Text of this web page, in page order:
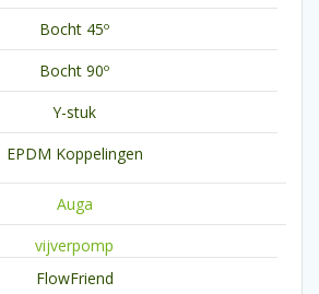
Bocht 45º
Bocht 90º
Y-stuk
EPDM Koppelingen
Auga
vijverpomp
FlowFriend